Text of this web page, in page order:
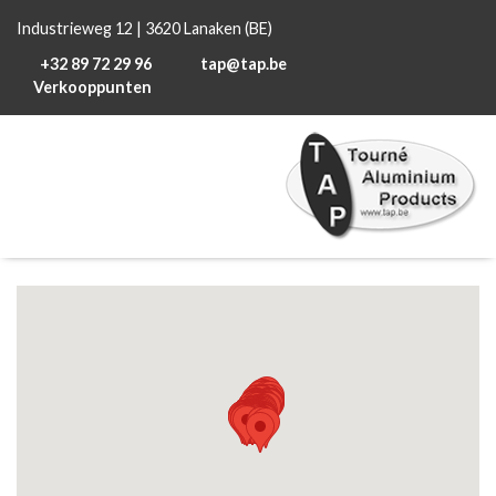
Industrieweg 12 | 3620 Lanaken (BE)
+32 89 72 29 96
tap@tap.be
Verkooppunten